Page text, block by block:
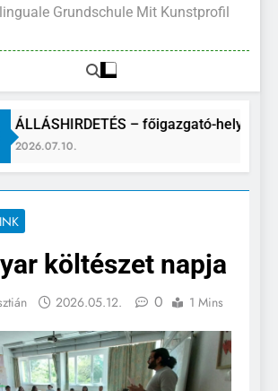
Grundschule Mit Kunstprofil
ÁLLÁSHIRDETÉS – főigazgató-helyettes
2026.07.10.
költészet napja
2026.05.12. 0 1 Mins